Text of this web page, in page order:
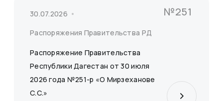
30.07.2026
Распоряжения Правительства РД
№251
Распоряжение Правительства
Республики Дагестан от 30 июля
2026 года №251-р «О Мирзеханове
С.С.»